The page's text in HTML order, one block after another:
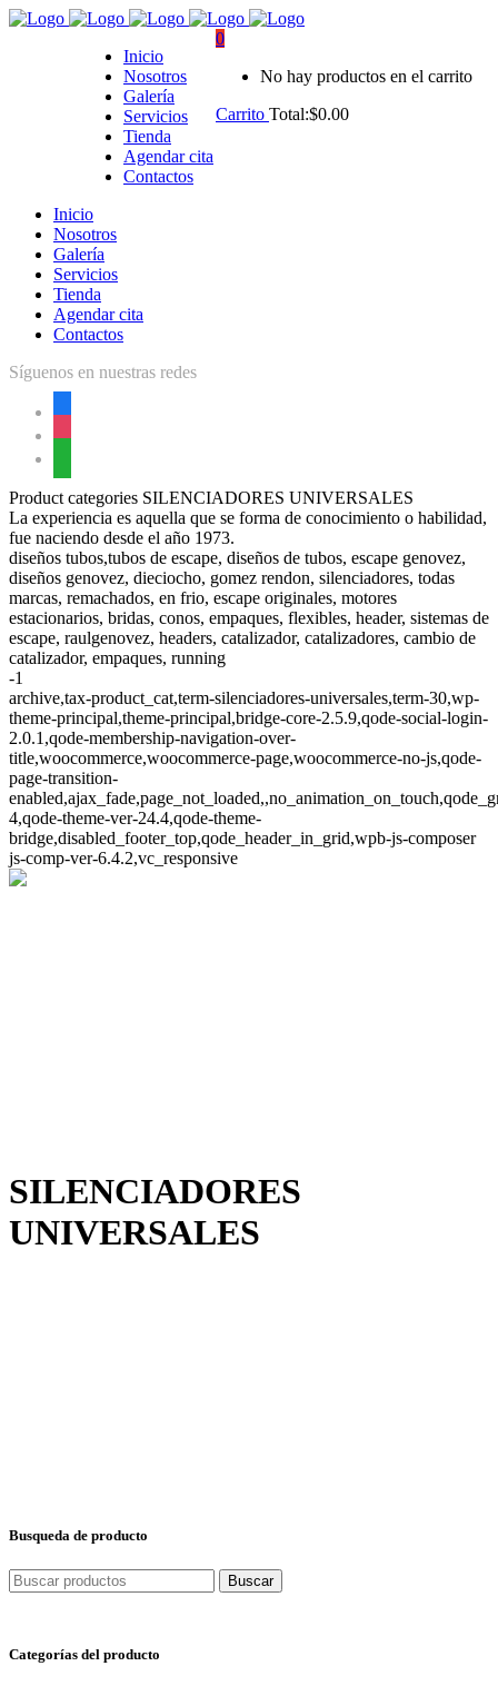
0
No hay productos en el carrito
Carrito Total:$0.00
Inicio
Nosotros
Galería
Servicios
Tienda
Agendar cita
Contactos
Inicio
Nosotros
Galería
Servicios
Tienda
Agendar cita
Contactos
Síguenos en nuestras redes
Product categories SILENCIADORES UNIVERSALES
La experiencia es aquella que se forma de conocimiento o habilidad,
fue naciendo desde el año 1973.
diseños tubos,tubos de escape, diseños de tubos, escape genovez,
diseños genovez, dieciocho, gomez rendon, silenciadores, todas
marcas, remachados, en frio, escape originales, motores
estacionarios, bridas, conos, empaques, flexibles, header, sistemas de
escape, raulgenovez, headers, catalizador, catalizadores, cambio de
catalizador, empaques, running
-1
archive,tax-product_cat,term-silenciadores-universales,term-30,wp-
theme-principal,theme-principal,bridge-core-2.5.9,qode-social-login-
2.0.1,qode-membership-navigation-over-
title,woocommerce,woocommerce-page,woocommerce-no-js,qode-
page-transition-
4,qode-theme-ver-24.4,qode-theme-
bridge,disabled_footer_top,qode_header_in_grid,wpb-js-composer
js-comp-ver-6.4.2,vc_responsive
SILENCIADORES
UNIVERSALES
Busqueda de producto
Buscar:
Categorías del producto